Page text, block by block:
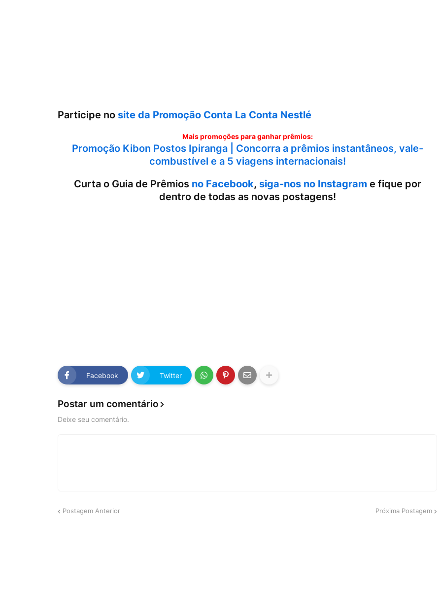
Participe no site da Promoção Conta La Conta Nestlé
Mais promoções para ganhar prêmios:
Promoção Kibon Postos Ipiranga | Concorra a prêmios instantâneos, vale-
combustível e a 5 viagens internacionais!
Curta o Guia de Prêmios no Facebook, siga-nos no Instagram e fique por
dentro de todas as novas postagens!
Facebook Twitter
Postar um comentário
Deixe seu comentário.
Postagem Anterior Próxima Postagem